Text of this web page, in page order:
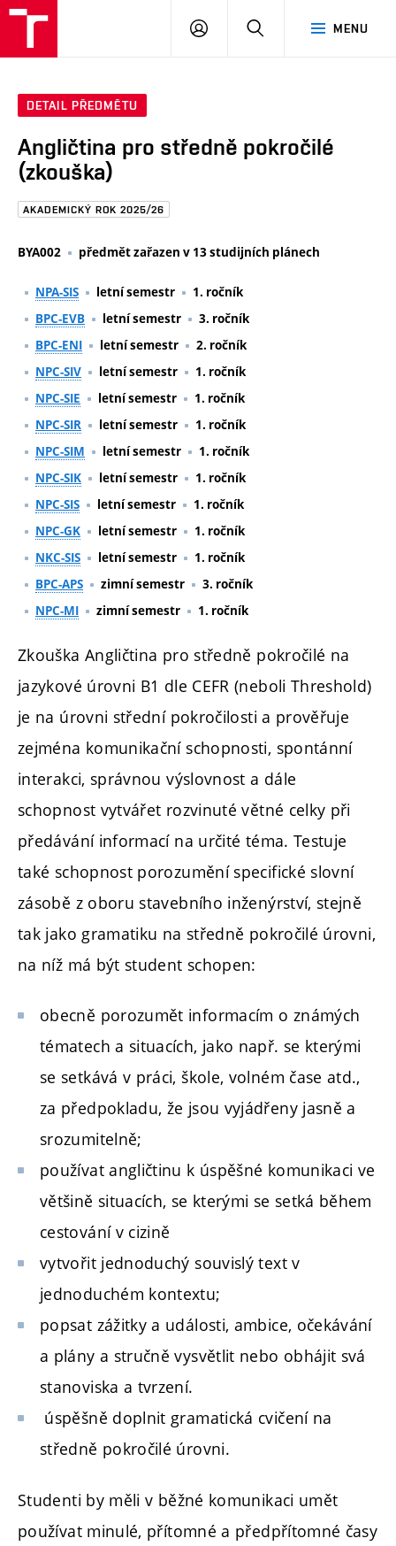
Brno
MENU
PŘIHLÁSIT
DETAIL PŘEDMĚTU
Angličtina pro středně pokročilé
(zkouška)
AKADEMICKÝ ROK 2025/26
BYA002 předmět zařazen v 13 studijních plánech
NPA-SIS letní semestr
1. ročník
BPC-EVB
letní semestr
3. ročník
BPC-ENI
letní semestr
2. ročník
NPC-SIV
letní semestr
1. ročník
NPC-SIE
letní semestr
1. ročník
NPC-SIR
letní semestr
1. ročník
NPC-SIM
letní semestr
1. ročník
NPC-SIK
letní semestr
1. ročník
NPC-SIS
letní semestr
1. ročník
NPC-GK
letní semestr
1. ročník
NKC-SIS
letní semestr
1. ročník
BPC-APS
zimní semestr
3. ročník
NPC-MI
zimní semestr 1. ročník
Zkouška Angličtina pro středně pokročilé na
jazykové úrovni B1 dle CEFR (neboli Threshold)
je na úrovni střední pokročilosti a prověřuje
zejména komunikační schopnosti, spontánní
interakci, správnou výslovnost a dále
schopnost vytvářet rozvinuté větné celky při
předávání informací na určité téma. Testuje
také schopnost porozumění specifické slovní
zásobě z oboru stavebního inženýrství, stejně
tak jako gramatiku na středně pokročilé úrovni,
na níž má být student schopen:
obecně porozumět informacím o známých
tématech a situacích, jako např. se kterými
se setkává v práci, škole, volném čase atd.,
za předpokladu, že jsou vyjádřeny jasně a
srozumitelně;
používat angličtinu k úspěšné komunikaci ve
většině situacích, se kterými se setká během
cestování v cizině
vytvořit jednoduchý souvislý text v
jednoduchém kontextu;
popsat zážitky a události, ambice, očekávání
a plány a stručně vysvětlit nebo obhájit svá
stanoviska a tvrzení.
úspěšně doplnit gramatická cvičení na
středně pokročilé úrovni.
Studenti by měli v běžné komunikaci umět
používat minulé, přítomné a předpřítomné časy